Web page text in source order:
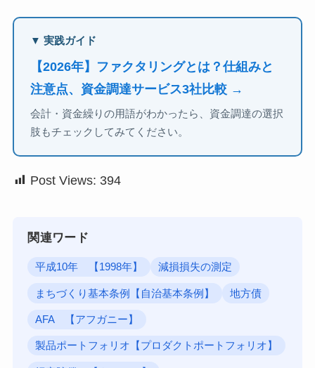
▼ 実践ガイド
【2026年】ファクタリングとは？仕組みと
注意点、資金調達サービス3社比較 →
会計・資金繰りの用語がわかったら、資金調達の選択
肢もチェックしてみてください。
Post Views: 394
関連ワード
平成10年 【1998年】 減損損失の測定
まちづくり基本条例【自治基本条例】 地方債
AFA 【アフガニー】
製品ポートフォリオ【プロダクトポートフォリオ】